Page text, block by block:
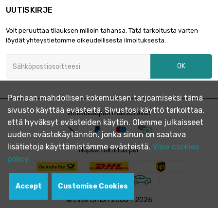
UUTISKIRJE
Voit peruuttaa tilauksen milloin tahansa. Tätä tarkoitusta varten
löydät yhteystietomme oikeudellisesta ilmoituksesta.
OK
Verkkokaupan maksutavat
Nopea toimitus per
© Evek GmbH 2008 - 2026
Parhaan mahdollisen kokemuksen tarjoamiseksi tämä
sivusto käyttää evästeitä. Sivustosi käyttö tarkoittaa,
että hyväksyt evästeiden käytön. Olemme julkaisseet
uuden evästekäytännön, jonka sinun on saatava
lisätietoja käyttämistämme evästeistä. View cookies
policy.
Accept Customise Cookies